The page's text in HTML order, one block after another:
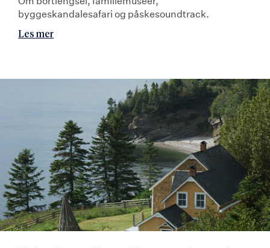
byggeskandalesafari og påskesoundtrack.
Les mer